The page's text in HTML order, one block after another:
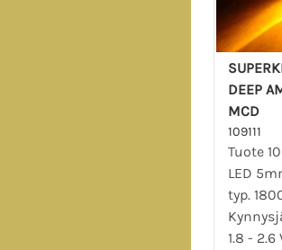
DEEP
MCD
109111
Tuote
LED
typ.
1.8 - 2.6